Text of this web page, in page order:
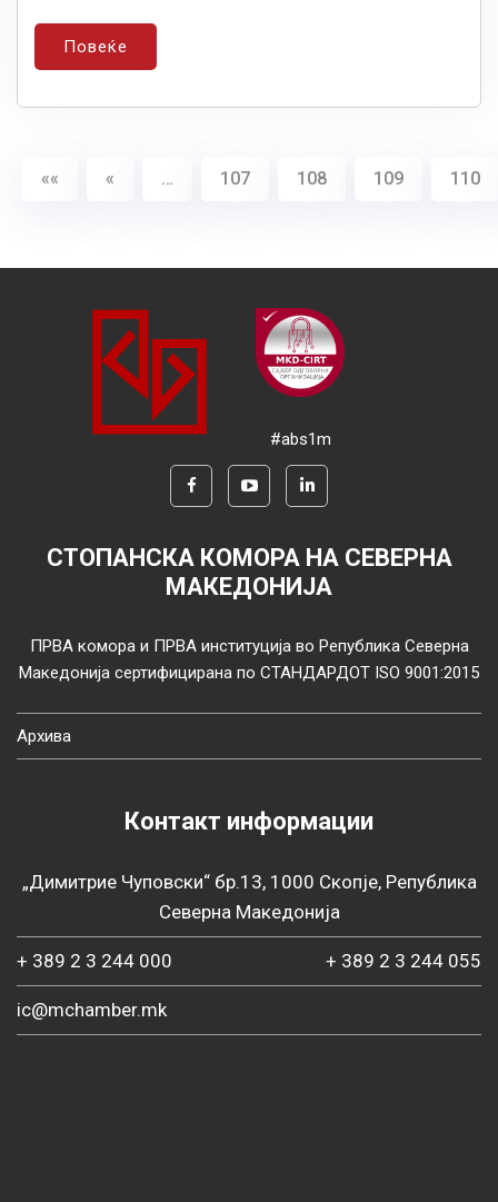
Повеќе
«« « … 107 108 109 110
#abs1m
СТОПАНСКА КОМОРА НА СЕВЕРНА
МАКЕДОНИЈА
ПРВА комора и ПРВА институција во Република Северна
Македонија сертифицирана по СТАНДАРДОТ ISO 9001:2015
Архива
Контакт информации
„Димитрие Чуповски“ бр.13, 1000 Скопје, Република
Северна Македонија
+ 389 2 3 244 000 + 389 2 3 244 055
ic@mchamber.mk